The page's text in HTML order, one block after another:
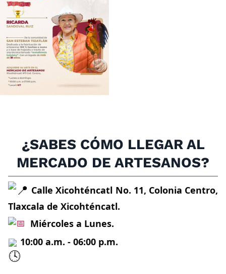
¿SABES CÓMO LLEGAR AL
MERCADO DE ARTESANOS?
Calle Xicohténcatl No. 11, Colonia Centro,
Tlaxcala de Xicohténcatl.
Miércoles a Lunes.
10:00 a.m. - 06:00 p.m.